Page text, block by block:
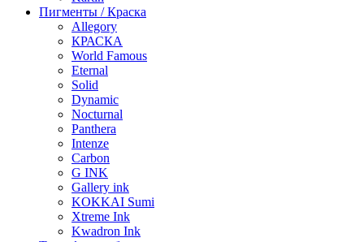
Пигменты / Краска
Allegory
КРАСКА
World Famous
Eternal
Solid
Dynamic
Nocturnal
Panthera
Intenze
Carbon
G INK
Gallery ink
KOKKAI Sumi
Xtreme Ink
Kwadron Ink